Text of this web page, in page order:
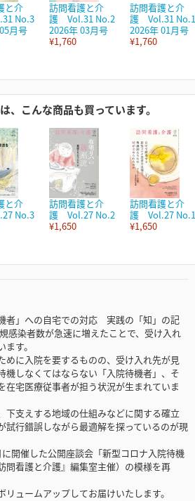
と介
No.3
月号
訪問看護と介
護 Vol.31 No.2
2026年 03月号
¥1,760
訪問看護と介
護 Vol.31 No.1
2026年 01月号
¥1,760
、こんな商品も買っています。
と介
No.3
訪問看護と介
護 Vol.27 No.2
¥1,650
訪問看護と介
護 Vol.27 No.1
¥1,650
者」への自宅での対応 実践の「知」の記
感染者数が急速に増えたことで、受け入れ
す。
めに入院を要するものの、受け入れ先が見
機しなくてはならない「入院待機者」、そ
在宅医療従事者が担う状況が生まれていま
下支えする地域の仕組みなどに関する確立
試行錯誤しながら最適解を探っているのが現
開催した公開座談会「新型コロナ入院待機
問看護と介護』編集室主催）の模様を再
ュームアップしてお届けいたします。